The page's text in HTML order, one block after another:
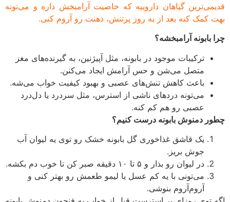
گیاهان داروییه که خاصیت آرامبخش داره و می‌تونه
کمک کنه بعد از یه روز پرتنش، ذهنت رو آروم کنی.
بابونه آرامبخشه؟
ترکیبات موجود در بابونه، مثل آپیژنین، به گیرنده‌های مغز
متصل می‌شن و حس آرامش ایجاد می‌کنن.
باعث کاهش تنش‌های عصبی و بهبود کیفیت خواب می‌شه.
می‌تونه دردهای ناشی از استرس، مثل سردرد یا دل‌درد
عصبی رو هم کم کنه.
دمنوش بابونه درست کنیم؟
یک قاشق غذاخوری گل بابونه خشک رو توی یه لیوان آب
جوش بریز.
در لیوان رو بذار و ۵ تا ۱۰ دقیقه صبر کن تا خوب دم بکشه.
می‌تونی با یه کم عسل یا لیمو طعمش رو بهتر کنی و
آروم‌آروم بنوشی.